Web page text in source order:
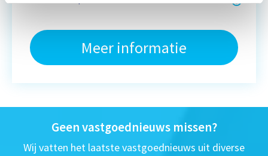
Meer informatie
Geen vastgoednieuws missen?
Wij vatten het laatste vastgoednieuws uit diverse